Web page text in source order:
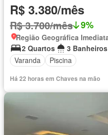
R$ 3.380/mês
R$ 3.700/mês 9%
2 Quartos
3 Banheiros
Varanda
Piscina
Há 22 horas em Chaves na mão